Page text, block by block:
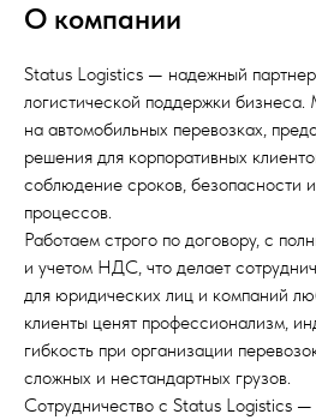
О компании
Status Logistics — надежный
логистической поддержки
на автомобильных перевозках,
решения для корпоративных
соблюдение сроков, безопасности
процессов.
Работаем строго по договору, с
и учетом НДС, что делает
для юридических лиц и компаний
клиенты ценят профессионализм,
гибкость при организации
сложных и нестандартных грузов.
Сотрудничество с Status Logistics —